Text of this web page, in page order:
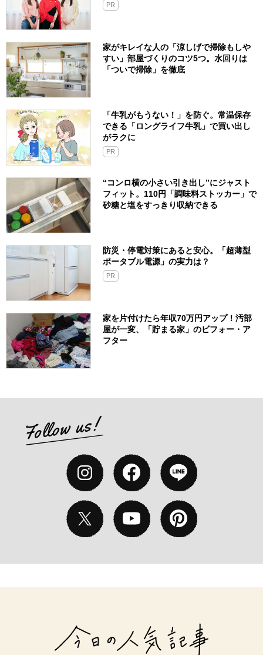
PR
家がキレイな人の「涼しげで掃除もしや
すい」部屋づくりのコツ5つ。水回りは
「ついで掃除」を徹底
「牛乳がもうない！」を防ぐ。常温保存
できる「ロングライフ牛乳」で買い出し
がラクに
PR
“コンロ横の小さい引き出し”にジャスト
フィット。110円「調味料ストッカー」で
砂糖と塩をすっきり収納できる
防災・停電対策にあると安心。「超薄型
ポータブル電源」の実力は？​
PR
家を片付けたら年収70万円アップ！汚部
屋が一変、「貯まる家」のビフォー・ア
フター